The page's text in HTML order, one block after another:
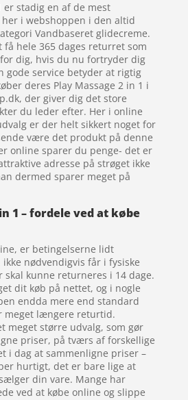
er stadig en af de mest
i webshoppen i den altid
Vandbaseret glidecreme.
få hele 365 dages returret som
dig, hvis du nu fortryder dig
gode service betyder at rigtig
deres Play Massage 2 in 1 i
der giver dig det store
du leder efter. Her i online
er der helt sikkert noget for
være det produkt på denne
online sparer du penge- det er
adresse på strøget ikke
dermed sparer meget på
1 – fordele ved at købe
er betingelserne lidt
nødvendigvis får i fysiske
skal kunne returneres i 14 dage.
dit køb på nettet, og i nogle
endda mere end standard
meget længere returtid.
meget større udvalg, som gør
priser, på tværs af forskellige
i dag at sammenligne priser –
hurtigt, det er bare lige at
din vare. Mange har
ved at købe online og slippe